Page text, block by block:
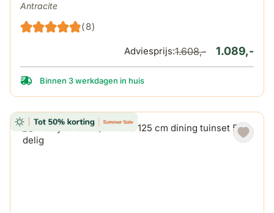
Antracite
(8)
1.089,-
Adviesprijs:1.608,-
Binnen 3 werkdagen in huis